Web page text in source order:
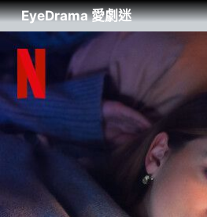
EyeDrama 愛劇迷